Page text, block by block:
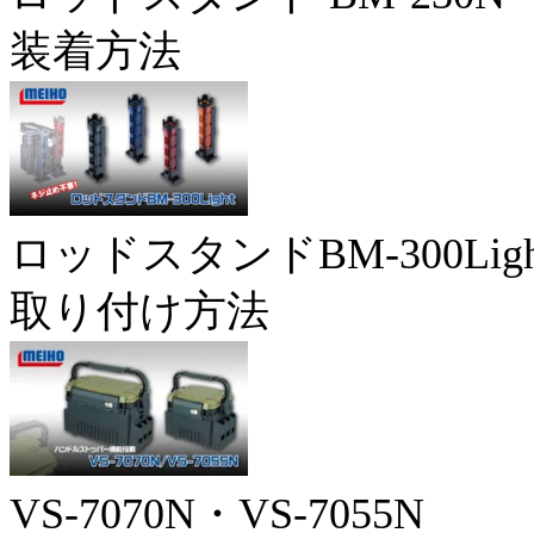
装着方法
ロッドスタンドBM-
取り付け方法
VS-7070N・VS-7055N